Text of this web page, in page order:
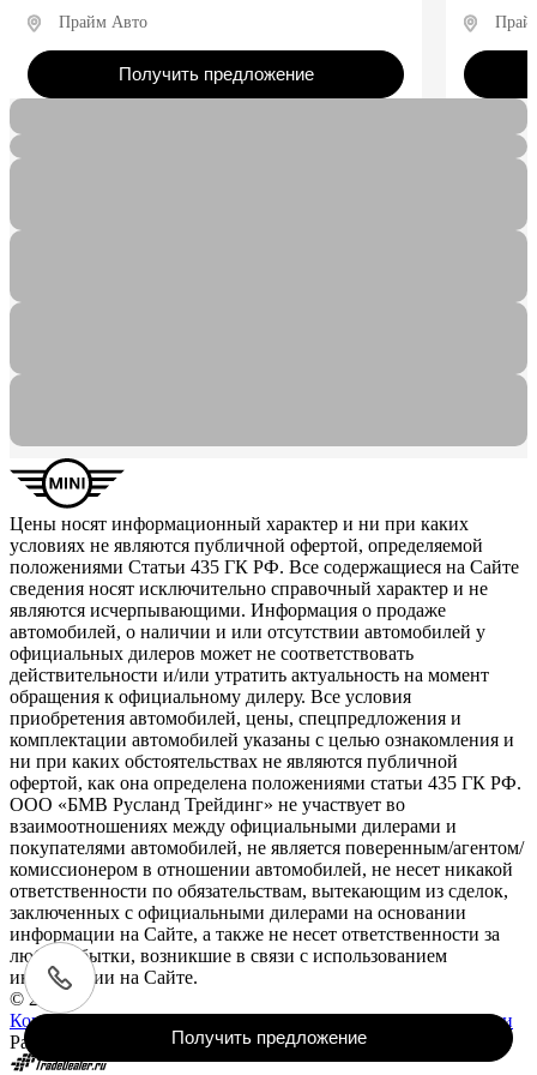
Получить предложение
Прайм Авто
Получить предложение
Цены носят информационный характер и ни при каких
условиях не являются публичной офертой, определяемой
положениями Статьи 435 ГК РФ. Все содержащиеся на Сайте
сведения носят исключительно справочный характер и не
являются исчерпывающими. Информация о продаже
автомобилей, о наличии и или отсутствии автомобилей у
официальных дилеров может не соответствовать
действительности и/или утратить актуальность на момент
обращения к официальному дилеру. Все условия
приобретения автомобилей, цены, спецпредложения и
комплектации автомобилей указаны с целью ознакомления и
ни при каких обстоятельствах не являются публичной
офертой, как она определена положениями статьи 435 ГК РФ.
ООО «БМВ Русланд Трейдинг» не участвует во
взаимоотношениях между официальными дилерами и
покупателями автомобилей, не является поверенным/агентом/
комиссионером в отношении автомобилей, не несет никакой
ответственности по обязательствам, вытекающим из сделок,
заключенных с официальными дилерами на основании
информации на Сайте, а также не несет ответственности за
любые убытки, возникшие в связи с использованием
информации на Сайте.
© 2026
КонтактыПравовые указанияПолитика конфиденциальности
Работает на технологиях